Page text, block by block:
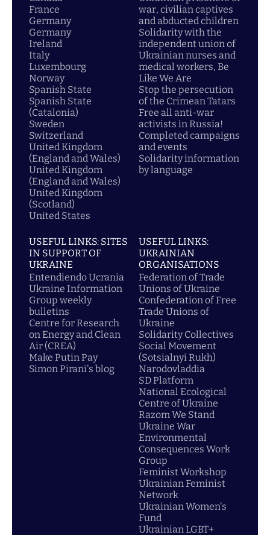
France
Germany
Germany
Ireland
Italy
Luxembourg
Norway
Spanish State
Spanish State
(Catalonia)
Sweden
Switzerland
United Kingdom
(England and Wales)
United Kingdom
(England and Wales)
United Kingdom
(Scotland)
United States
war, civilian captives
and abducted children
Solidarity with the
independent union of
Ukrainian nurses and
medical workers, Be
Like We Are
Stop the persecution
of the Crimean Tatars
Free all anti-war
activists in Russia!
Completed campaigns
and events
Solidarity information
by language
USEFUL LINKS: SITES
IN SUPPORT OF
UKRAINE
Entendiendo Ucrania
Ukraine Information
Group weekly
bulletins
Centre for Research
on Energy and Clean
Air (CREA)
Make Putin Pay
Simon Pirani's blog
USEFUL LINKS:
UKRAINIAN
ORGANISATIONS
Federation of Trade
Unions of Ukraine
Confederation of Free
Trade Unions of
Ukraine
Solidarity Collectives
Social Movement
(Sotsialnyi Rukh)
Narodovladdia
SD Platform
National Ecological
Centre of Ukraine
Razom We Stand
Ukraine War
Environmental
Consequences Work
Group
Feminist Workshop
Ukrainian Feminist
Network
Ukrainian Women's
Fund
Ukrainian LGBT+